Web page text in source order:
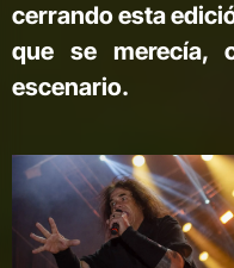
cerrando esta
que se merecía,
escenario.